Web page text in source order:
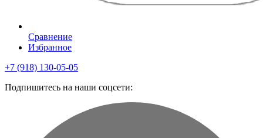
Сравнение
Избранное
+7 (918) 130-05-05
Подпишитесь на наши соцсети: